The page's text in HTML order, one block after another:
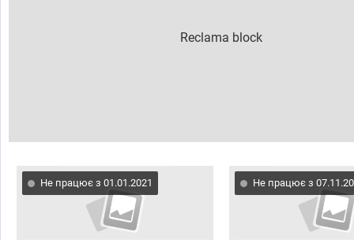
Не працює з 01.01.2021 Не працює з